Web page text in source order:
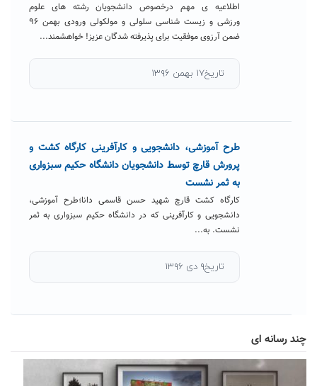
اطلاعیه ی مهم درخصوص دانشجویان رشته های علوم
ورزشی و زیست شناسی سلولی و مولکولی ورودی بهمن ۹۶
ضمن آرزوی موفقیت برای پذیرفته شدگان عزیز! خواهشمند...
تاریخ۱۷ بهمن ۱۳۹۶
طرح آموزشی، دانشجویی و کارآفرینی کارگاه کشت و
پرورش قارچ توسط دانشجویان دانشگاه حکیم سبزواری
به ثمر نشست
کارگاه کشت قارچ شهید حسن قاسمی دانا؛طرح آموزشی،
دانشجویی و کارآفرینی که در دانشگاه حکیم سبزواری به ثمر
نشست. به...
تاریخ۹ دی ۱۳۹۶
چند رسانه ای